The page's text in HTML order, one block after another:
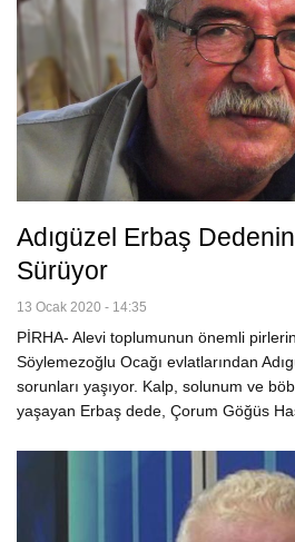
Adıgüzel Erbaş
Sürüyor
13 Ocak 2020 - 14:35
PİRHA- Alevi toplumunun önemli
Söylemezoğlu Ocağı evlatlarından
sorunları yaşıyor. Kalp, solunum ve
yaşayan Erbaş dede, Çorum Göğüs